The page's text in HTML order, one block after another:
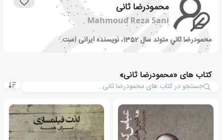
محمودرضا ثانی
Mahmoud Reza Sani
محمودرضا ثاني متولد سال 1352، نویسنده ایرانی است.
کتاب های «محمودرضا ثانی»